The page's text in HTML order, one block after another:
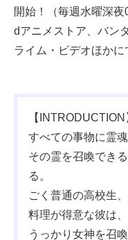
開始！（毎週水曜深夜
dアニメストア、バン
ライム・ビデオほかに
【INTRODUCTION
すべての事物に霊魂
その霊を召喚でき
る。
ごく普通の高校生、
料理が得意な彼は
うっかり女神を召